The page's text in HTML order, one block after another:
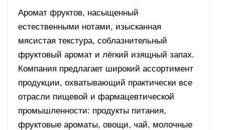
Аромат фруктов, насыщенный
естественными нотами, изысканная
мясистая текстура, соблазнительный
фруктовый аромат и лёгкий изящный запах.
Компания предлагает широкий ассортимент
продукции, охватывающий практически все
отрасли пищевой и фармацевтической
промышленности: продукты питания,
фруктовые ароматы, овощи, чай, молочные